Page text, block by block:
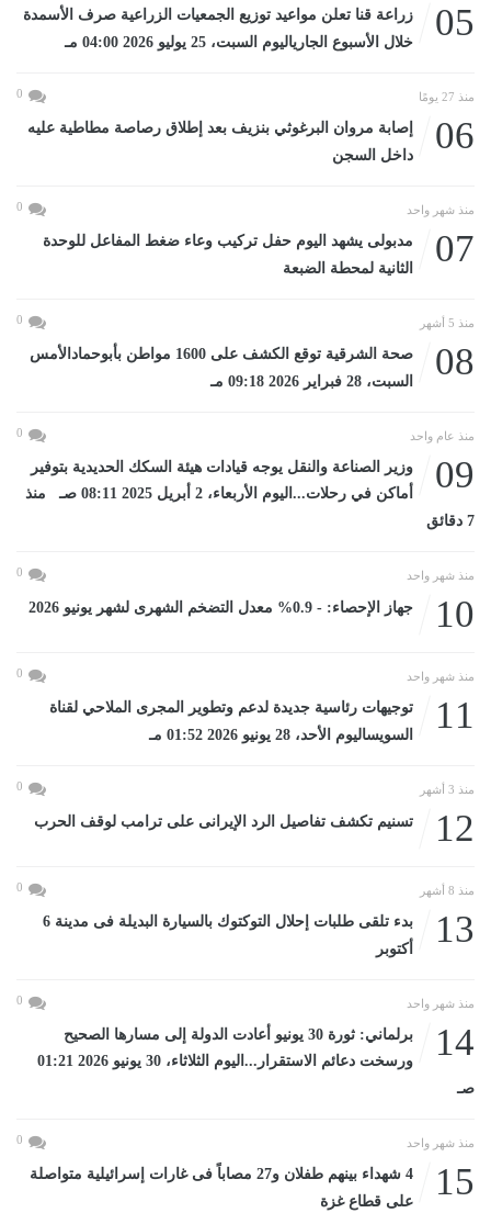
05
زراعة قنا تعلن مواعيد توزيع الجمعيات الزراعية صرف الأسمدة
خلال الأسبوع الجارياليوم السبت، 25 يوليو 2026 04:00 مـ
منذ 27 يومًا 0
06
إصابة مروان البرغوثي بنزيف بعد إطلاق رصاصة مطاطية عليه
داخل السجن
منذ شهر واحد 0
07
مدبولى يشهد اليوم حفل تركيب وعاء ضغط المفاعل للوحدة
الثانية لمحطة الضبعة
منذ 5 أشهر 0
08
صحة الشرقية توقع الكشف على 1600 مواطن بأبوحمادالأمس
السبت، 28 فبراير 2026 09:18 مـ
منذ عام واحد 0
09
وزير الصناعة والنقل يوجه قيادات هيئة السكك الحديدية بتوفير
أماكن في رحلات...اليوم الأربعاء، 2 أبريل 2025 08:11 صـ منذ
7 دقائق
منذ شهر واحد 0
10 جهاز الإحصاء: - 0.9% معدل التضخم الشهرى لشهر يونيو 2026
منذ شهر واحد 0
11
توجيهات رئاسية جديدة لدعم وتطوير المجرى الملاحي لقناة
السويساليوم الأحد، 28 يونيو 2026 01:52 مـ
منذ 3 أشهر 0
12 تسنيم تكشف تفاصيل الرد الإيرانى على ترامب لوقف الحرب
منذ 8 أشهر 0
13
بدء تلقى طلبات إحلال التوكتوك بالسيارة البديلة فى مدينة 6
أكتوبر
منذ شهر واحد 0
14
برلماني: ثورة 30 يونيو أعادت الدولة إلى مسارها الصحيح
ورسخت دعائم الاستقرار...اليوم الثلاثاء، 30 يونيو 2026 01:21
صـ
منذ شهر واحد 0
15
4 شهداء بينهم طفلان و27 مصاباً فى غارات إسرائيلية متواصلة
على قطاع غزة